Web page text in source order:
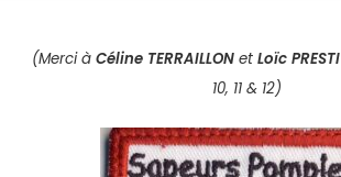
(Merci à Céline TERRAILLON et Loïc PRESTI
10, 11 & 12)